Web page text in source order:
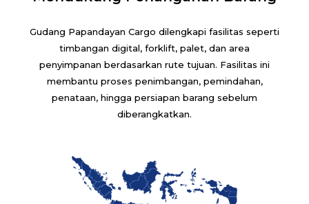
Gudang Papandayan Cargo dilengkapi fasilitas seperti
timbangan digital, forklift, palet, dan area
penyimpanan berdasarkan rute tujuan. Fasilitas ini
membantu proses penimbangan, pemindahan,
penataan, hingga persiapan barang sebelum
diberangkatkan.